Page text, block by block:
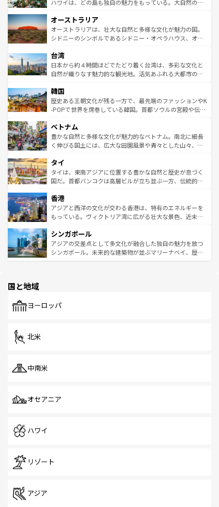
西部には大自然が広がり、グランドキャニオンやイエロー
部のニューオーリンズでは、音楽と美食が融合した独特の
文化が魅力。旅行者はアメリカの各地域で異なる魅力を楽
しみながら、その多様性と豊かな歴史を感じることができ
ならではの贅沢な旅のスタイルだ。 なお、新着のアメリカ
情報はコンテンツ一覧を参照してほしい。
ハワイは、どの島も独自の魅力をもっている。大自然の神
ワイ島は見逃せない。また、定番の観光地といえばオアフ
島だが、静かな自然を求めるならマウイ島やカウアイ島が
おすすめ。エメラルドグリーンに輝く海をはじめ、豊かな
れるおもてなしの心で訪れる人々を迎えてくれるハワイの
人々、おいしいローカルフードやハワイアンミュージッ
ク、伝統的なフラダンスなど、すべてがハワイの魅力を彩
ワイを、存分に味わってほしい。 なお、新着のハワイ情報
はコンテンツ一覧を参照してほしい。
オーストラリア
オーストラリアは、壮大な自然と多様な文化が魅力の国。
シドニーのシンボルであるシドニー・オペラハウス、オー
リアリーフや大陸中央部にそびえるウルル（エアーズロッ
ク）、タスマニアの美しい原生林やケアンズの熱帯雨林な
ど、見どころがたくさん。また、カフェやワイン、オージ
いる。アクティビティも充実しており、サーフィンやダイ
ビング、ハイキングなど、アウトドア好きにはたまらな
い。オーストラリアの多彩な魅力を存分に味わいつくそ
参照してほしい。
台湾
日本から約４時間ほどでたどり着く台湾は、多彩な文化と
自然が織りなす魅力的な観光地。活気あふれる大都市の台
ン）、静ひつな山岳地帯である台湾東部など、都市の喧騒
と山間の静けさが共存しており、訪れる人に新しい発見と
驚きをもたらしてくれる。また、奥深い台湾の食文化も魅
容にもいいと評判のスイーツなど、バラエティ豊かな料理
が味わえる。 なお、新着の台湾情報は コンテンツ一覧を参
照してほしい。
韓国
歴史ある王朝文化が残る一方で、最先端のファッションやK
-POPで世界を席巻している韓国。首都ソウルの宮殿や伝統
き、地方に足を延ばせば四季折々の自然美を楽しむことが
できる。そして、キムチや焼肉、絶品のストリートフード
まで、さまざまな韓国料理が待っている。夜には、韓国な
リティに包まれながら、韓国の多彩な魅力を心ゆくまで味
わってみてほしい。 なお、新着の韓国情報はコンテンツ一
覧を参照してほしい。
ベトナム
豊かな自然と多様な文化が魅力的なベトナム。南北に細長
く伸びる国土には、広大な田園風景や青々とした山々、世
急速な発展と共に伝統が息づく。ハノイの古い町並みやホ
ーチミン市のフランス統治時代の建物も、独特の雰囲気を
醸し出している。また、バラエティの豊かさとおいしさで
とつ。フォーやバインミー、ベトナムコーヒーなどは、ぜ
ひ現地で味わいたい。どの地域を訪れてもあたたかい人々
が旅行者を迎えてくれるので、きっと忘れられない旅にな
参照してほしい。
タイ
タイは、東南アジアに位置する豊かな自然と歴史が息づく
国だ。首都バンコクは高層ビルが立ち並ぶ一方、伝統的な
の活気が交差している。北部ではチェンマイなどの山岳地
帯で自然と触れ合い、南部ではプーケットやクラビの美し
いビーチでリゾート気分を楽しむことができる。タイ料理
激する。気候は一年中温暖で、どの季節にも異なる楽しみ
が待っている。親しみやすいタイの人々、仏教を中心とし
た文化、そして多様な観光資源が、訪れる旅人を魅了し続
香港
アジアと西洋の文化が交わる香港は、特有のエネルギーを
もっている。ヴィクトリア湾に広がる壮大な景色、近未来
み、どこを訪れても感動するはず。観光スポットが密集し
ており、効率よく見どころを回れるのも魅力。息をのむよ
うな絶景から文化的な体験まで、香港を存分に楽しみ尽く
シンガポール
アジアの交差点として多文化が融合した独自の魅力を放つ
シンガポール。未来的な建築物が並ぶマリーナベイ、歴史
で、ホーカーズは地元の風情を楽しめる外せないスポット
国と地域
ヨーロッパ
北米
中南米
オセアニア
ハワイ
リゾート
アジア